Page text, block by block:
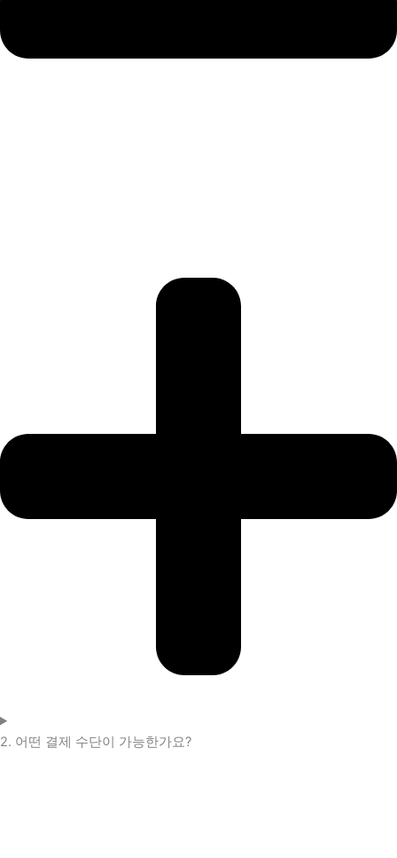
2. 어떤 결제 수단이 가능한가요?